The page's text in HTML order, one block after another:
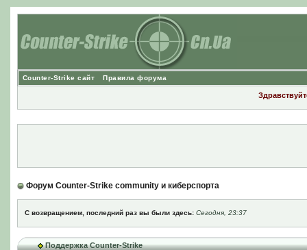
Counter-Strike сайт Правила форума
Форум Counter-Strike community и киберспорта
С возвращением, последний раз вы были здесь: Сегодня, 23:37
Поддержка Counter-Strike